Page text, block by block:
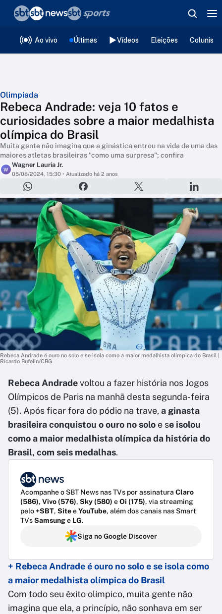
Ao vivo Últimas Vídeos Eleições
Olimpíada
Rebeca Andrade: veja 10 fatos e
curiosidades sobre a maior medalhista
olímpica do Brasil
Muita gente não imagina que a ginástica entrou na vida de uma das
maiores atletas brasileiras "como uma surpresa"; confira
W
Wagner Lauria Jr.
05/08/2024, 15:30 • Atualizado há 2 anos
Rebeca Andrade é ouro no solo e se isola como a maior medalhista olímpica do Brasil |
Ricardo Bufolin/CBG
Rebeca Andradevoltou a fazer história nos Jogos
Olímpicos de Paris na manhã desta segunda-feira
(5). Após ficar fora do pódio na trave, a ginasta
brasileira conquistou o ouro no solo e se isolou
como a maior medalhista olímpica da história do
Brasil, com seis medalhas.
Acompanhe o SBT News nas TVs por assinatura Claro
(586), Vivo (576), Sky (580) eOi (175), via streaming
pelo+SBT, SiteeYouTube, além dos canais nas Smart
TVsSamsunge LG.
Siga no Google Discover
+ Rebeca Andrade é ouro no solo e se isola como
a maior medalhista olímpica do Brasil
Com todo seu êxito olímpico, muita gente não
imagina que ela, a princípio, não sonhava em ser
❮voltar
Editorias